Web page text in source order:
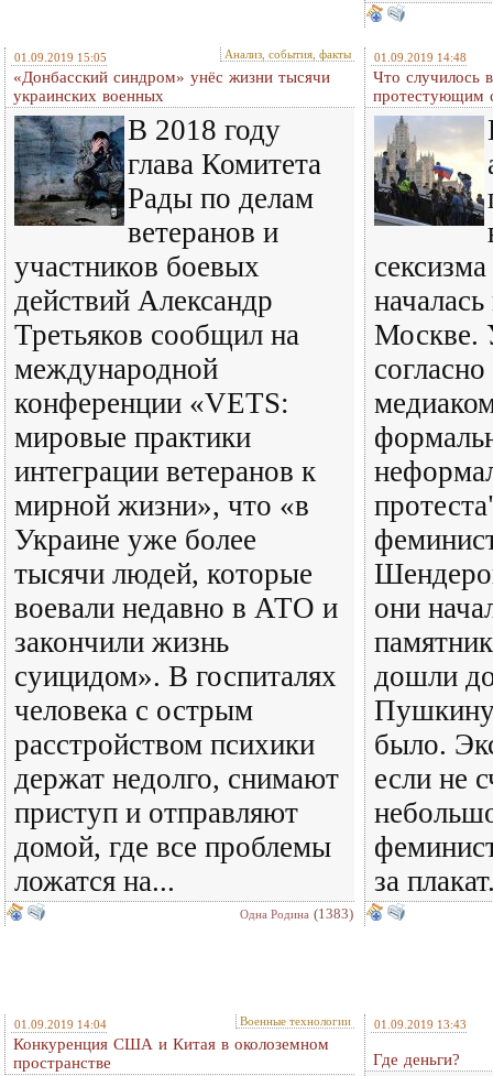
01.09.2019 15:05 Анализ, события, факты
«Донбасский синдром» унёс жизни тысячи
украинских военных
В 2018 году
глава Комитета
Рады по делам
ветеранов и
участников боевых
действий Александр
Третьяков сообщил на
международной
конференции «VETS:
мировые практики
интеграции ветеранов к
мирной жизни», что «в
Украине уже более
тысячи людей, которые
воевали недавно в АТО и
закончили жизнь
суицидом». В госпиталях
человека с острым
расстройством психики
держат недолго, снимают
приступ и отправляют
домой, где все проблемы
ложатся на...
Одна Родина (1383)
01.09.2019 14:48
Что случилось
протестующим
Москве.
согласно
они
дошли
было.
если не
за
01.09.2019 14:04 Военные технологии
Конкуренция США и Китая в околоземном
пространстве
01.09.2019 13:43
Где деньги?